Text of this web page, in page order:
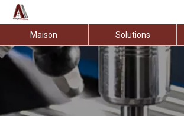
Maison Solutions